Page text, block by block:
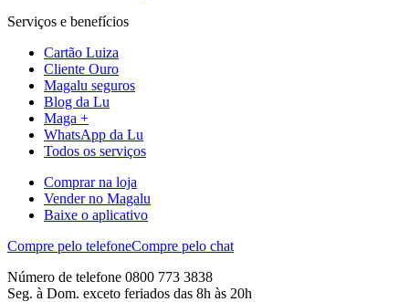
Serviços e benefícios
Cartão Luiza
Cliente Ouro
Magalu seguros
Blog da Lu
Maga +
WhatsApp da Lu
Todos os serviços
Comprar na loja
Vender no Magalu
Baixe o aplicativo
Compre pelo telefoneCompre pelo chat
Número de telefone 0800 773 3838
Seg. à Dom. exceto feriados das 8h às 20h